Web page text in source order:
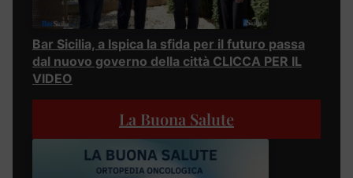
Bar Sicilia, a Ispica la sfida per il futuro passa
dal nuovo governo della città CLICCA PER IL
VIDEO
La Buona Salute